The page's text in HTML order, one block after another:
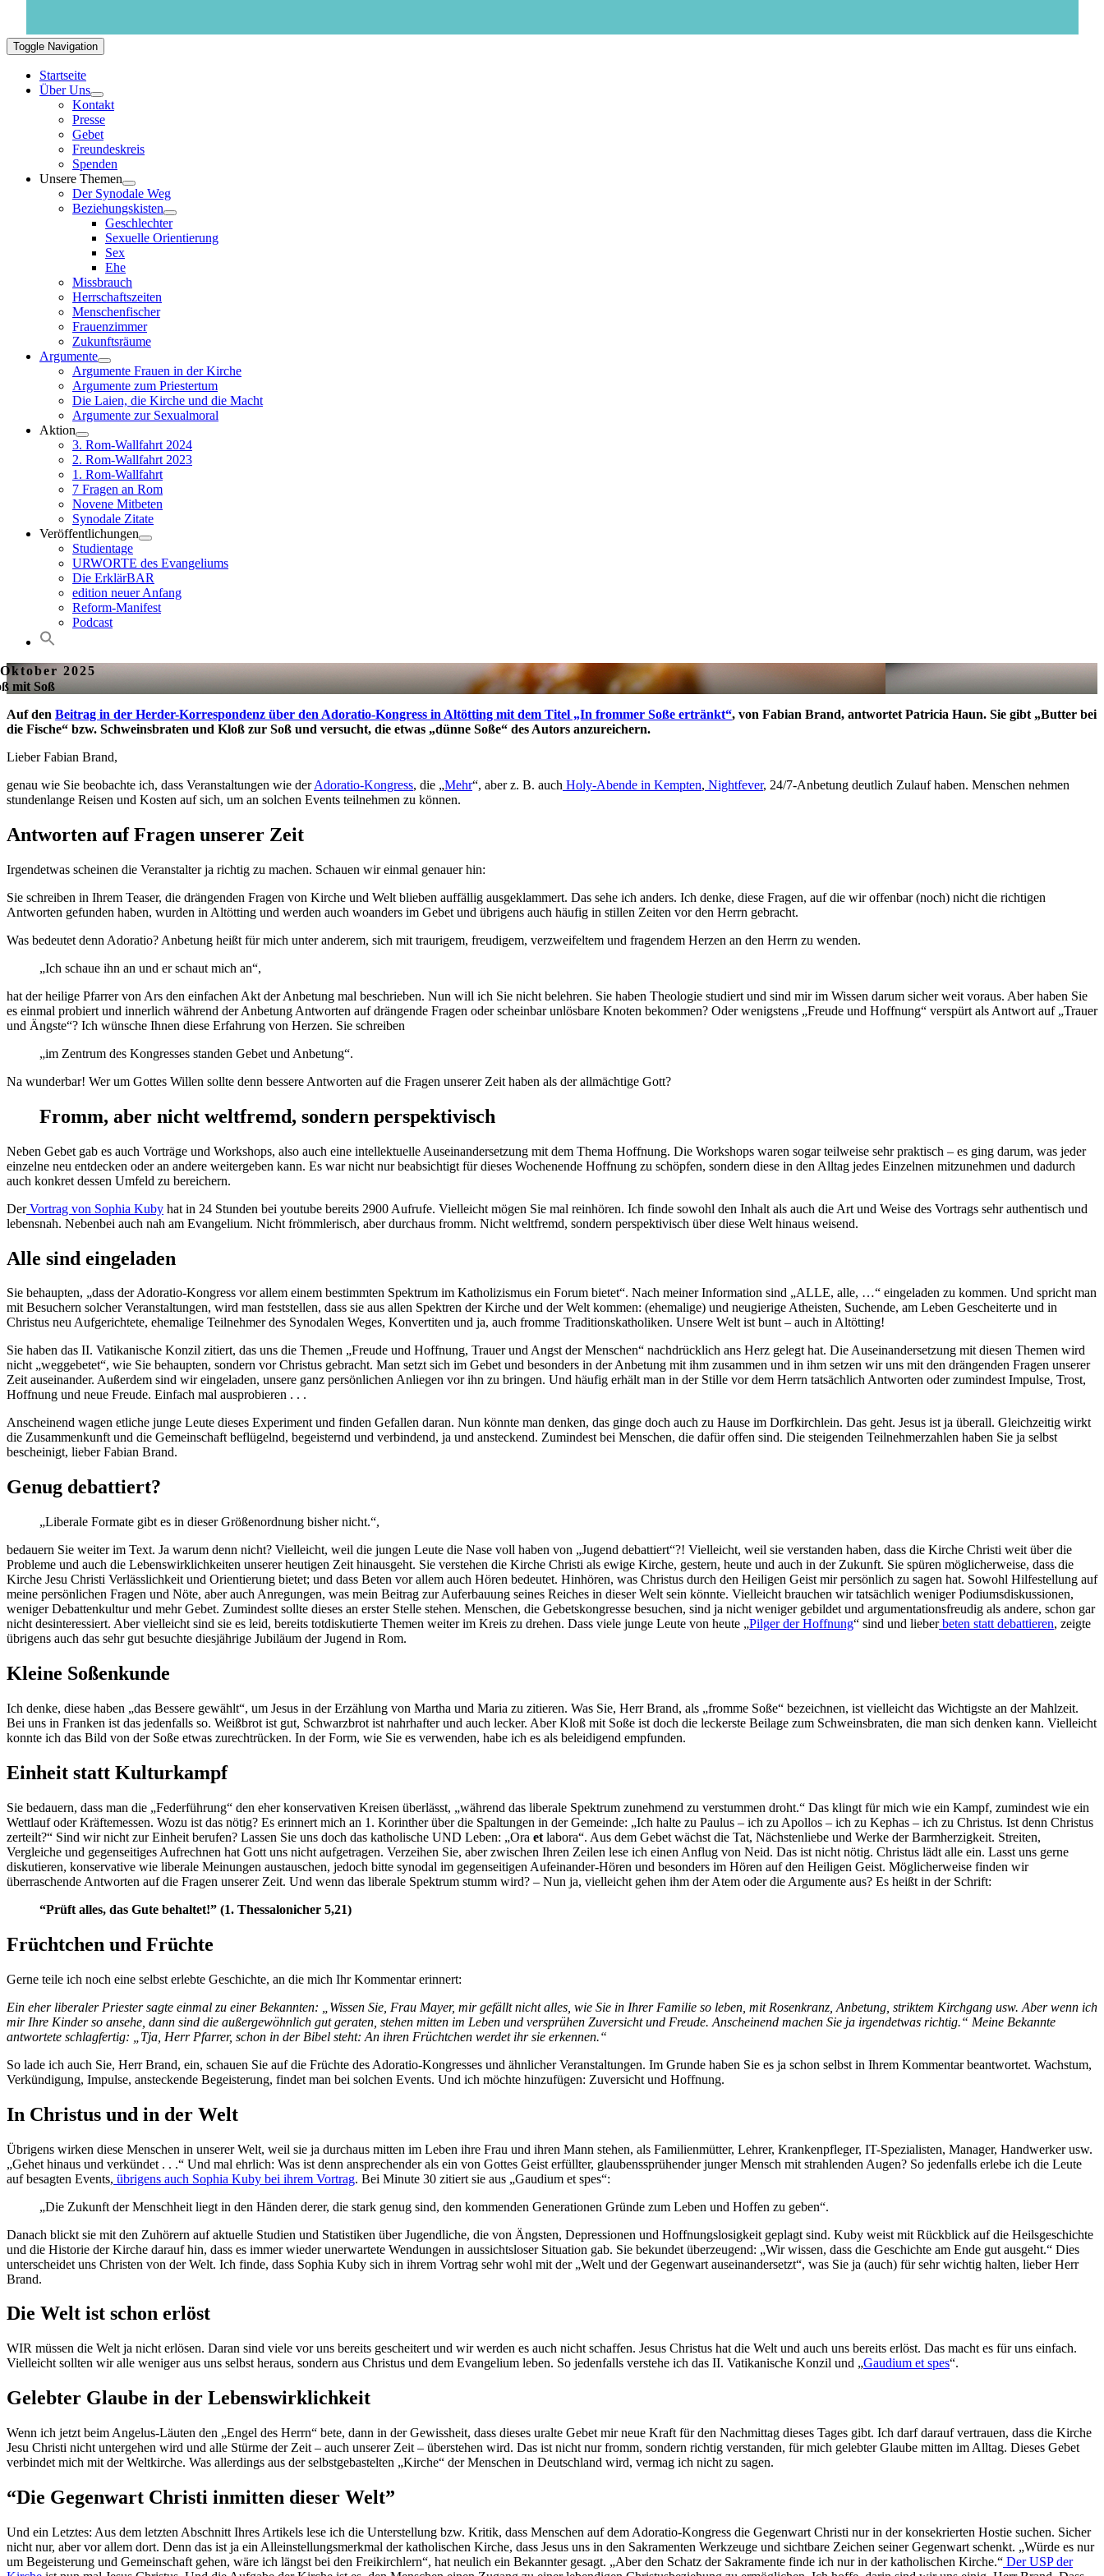
Toggle Navigation
Startseite
Über Uns
Kontakt
Presse
Gebet
Freundeskreis
Spenden
Unsere Themen
Der Synodale Weg
Beziehungskisten
Geschlechter
Sexuelle Orientierung
Sex
Ehe
Missbrauch
Herrschaftszeiten
Menschenfischer
Frauenzimmer
Zukunftsräume
Argumente
Argumente Frauen in der Kirche
Argumente zum Priestertum
Die Laien, die Kirche und die Macht
Argumente zur Sexualmoral
Aktion
3. Rom-Wallfahrt 2024
2. Rom-Wallfahrt 2023
1. Rom-Wallfahrt
7 Fragen an Rom
Novene Mitbeten
Synodale Zitate
Veröffentlichungen
Studientage
URWORTE des Evangeliums
Die ErklärBAR
edition neuer Anfang
Reform-Manifest
Podcast
2025
mit Soß
Auf den Beitrag in der Herder-Korrespondenz über den Adoratio-Kongress in Altötting mit dem Titel „In frommer Soße ertränkt“, von Fabian Brand, antwortet Patricia Haun. Sie gibt „Butter bei
die Fische“ bzw. Schweinsbraten und Kloß zur Soß und versucht, die etwas „dünne Soße“ des Autors anzureichern.
Lieber Fabian Brand,
genau wie Sie beobachte ich, dass Veranstaltungen wie derAdoratio-Kongress, die „Mehr“, aber z. B. auch Holy-Abende in Kempten, Nightfever, 24/7-Anbetung deutlich Zulauf haben. Menschen nehmen
stundenlange Reisen und Kosten auf sich, um an solchen Events teilnehmen zu können.
Antworten auf Fragen unserer Zeit
Irgendetwas scheinen die Veranstalter ja richtig zu machen. Schauen wir einmal genauer hin:
Sie schreiben in Ihrem Teaser, die drängenden Fragen von Kirche und Welt blieben auffällig ausgeklammert. Das sehe ich anders. Ich denke, diese Fragen, auf die wir offenbar (noch) nicht die richtigen
Antworten gefunden haben, wurden in Altötting und werden auch woanders im Gebet und übrigens auch häufig in stillen Zeiten vor den Herrn gebracht.
Was bedeutet denn Adoratio? Anbetung heißt für mich unter anderem, sich mit traurigem, freudigem, verzweifeltem und fragendem Herzen an den Herrn zu wenden.
„Ich schaue ihn an und er schaut mich an“,
hat der heilige Pfarrer von Ars den einfachen Akt der Anbetung mal beschrieben. Nun will ich Sie nicht belehren. Sie haben Theologie studiert und sind mir im Wissen darum sicher weit voraus. Aber haben Sie
es einmal probiert und innerlich während der Anbetung Antworten auf drängende Fragen oder scheinbar unlösbare Knoten bekommen? Oder wenigstens „Freude und Hoffnung“ verspürt als Antwort auf „Trauer
und Ängste“? Ich wünsche Ihnen diese Erfahrung von Herzen. Sie schreiben
„im Zentrum des Kongresses standen Gebet und Anbetung“.
Na wunderbar! Wer um Gottes Willen sollte denn bessere Antworten auf die Fragen unserer Zeit haben als der allmächtige Gott?
Fromm, aber nicht weltfremd, sondern perspektivisch
Neben Gebet gab es auch Vorträge und Workshops, also auch eine intellektuelle Auseinandersetzung mit dem Thema Hoffnung. Die Workshops waren sogar teilweise sehr praktisch – es ging darum, was jeder
einzelne neu entdecken oder an andere weitergeben kann. Es war nicht nur beabsichtigt für dieses Wochenende Hoffnung zu schöpfen, sondern diese in den Alltag jedes Einzelnen mitzunehmen und dadurch
auch konkret dessen Umfeld zu bereichern.
Der Vortrag von Sophia Kuby hat in 24 Stunden bei youtube bereits 2900 Aufrufe. Vielleicht mögen Sie mal reinhören. Ich finde sowohl den Inhalt als auch die Art und Weise des Vortrags sehr authentisch und
lebensnah. Nebenbei auch nah am Evangelium. Nicht frömmlerisch, aber durchaus fromm. Nicht weltfremd, sondern perspektivisch über diese Welt hinaus weisend.
Alle sind eingeladen
Sie behaupten, „dass der Adoratio-Kongress vor allem einem bestimmten Spektrum im Katholizismus ein Forum bietet“. Nach meiner Information sind „ALLE, alle, …“ eingeladen zu kommen. Und spricht man
mit Besuchern solcher Veranstaltungen, wird man feststellen, dass sie aus allen Spektren der Kirche und der Welt kommen: (ehemalige) und neugierige Atheisten, Suchende, am Leben Gescheiterte und in
Christus neu Aufgerichtete, ehemalige Teilnehmer des Synodalen Weges, Konvertiten und ja, auch fromme Traditionskatholiken. Unsere Welt ist bunt – auch in Altötting!
Sie haben das II. Vatikanische Konzil zitiert, das uns die Themen „Freude und Hoffnung, Trauer und Angst der Menschen“ nachdrücklich ans Herz gelegt hat. Die Auseinandersetzung mit diesen Themen wird
nicht „weggebetet“, wie Sie behaupten, sondern vor Christus gebracht. Man setzt sich im Gebet und besonders in der Anbetung mit ihm zusammen und in ihm setzen wir uns mit den drängenden Fragen unserer
Zeit auseinander. Außerdem sind wir eingeladen, unsere ganz persönlichen Anliegen vor ihn zu bringen. Und häufig erhält man in der Stille vor dem Herrn tatsächlich Antworten oder zumindest Impulse, Trost,
Hoffnung und neue Freude. Einfach mal ausprobieren . . .
Anscheinend wagen etliche junge Leute dieses Experiment und finden Gefallen daran. Nun könnte man denken, das ginge doch auch zu Hause im Dorfkirchlein. Das geht. Jesus ist ja überall. Gleichzeitig wirkt
die Zusammenkunft und die Gemeinschaft beflügelnd, begeisternd und verbindend, ja und ansteckend. Zumindest bei Menschen, die dafür offen sind. Die steigenden Teilnehmerzahlen haben Sie ja selbst
bescheinigt, lieber Fabian Brand.
Genug debattiert?
„Liberale Formate gibt es in dieser Größenordnung bisher nicht.“,
bedauern Sie weiter im Text. Ja warum denn nicht? Vielleicht, weil die jungen Leute die Nase voll haben von „Jugend debattiert“?! Vielleicht, weil sie verstanden haben, dass die Kirche Christi weit über die
Probleme und auch die Lebenswirklichkeiten unserer heutigen Zeit hinausgeht. Sie verstehen die Kirche Christi als ewige Kirche, gestern, heute und auch in der Zukunft. Sie spüren möglicherweise, dass die
Kirche Jesu Christi Verlässlichkeit und Orientierung bietet; und dass Beten vor allem auch Hören bedeutet. Hinhören, was Christus durch den Heiligen Geist mir persönlich zu sagen hat. Sowohl Hilfestellung auf
meine persönlichen Fragen und Nöte, aber auch Anregungen, was mein Beitrag zur Auferbauung seines Reiches in dieser Welt sein könnte. Vielleicht brauchen wir tatsächlich weniger Podiumsdiskussionen,
weniger Debattenkultur und mehr Gebet. Zumindest sollte dieses an erster Stelle stehen. Menschen, die Gebetskongresse besuchen, sind ja nicht weniger gebildet und argumentationsfreudig als andere, schon gar
nicht desinteressiert. Aber vielleicht sind sie es leid, bereits totdiskutierte Themen weiter im Kreis zu drehen. Dass viele junge Leute von heute „Pilger der Hoffnung“ sind und lieber beten statt debattieren, zeigte
übrigens auch das sehr gut besuchte diesjährige Jubiläum der Jugend in Rom.
Kleine Soßenkunde
Ich denke, diese haben „das Bessere gewählt“, um Jesus in der Erzählung von Martha und Maria zu zitieren. Was Sie, Herr Brand, als „fromme Soße“ bezeichnen, ist vielleicht das Wichtigste an der Mahlzeit.
Bei uns in Franken ist das jedenfalls so. Weißbrot ist gut, Schwarzbrot ist nahrhafter und auch lecker. Aber Kloß mit Soße ist doch die leckerste Beilage zum Schweinsbraten, die man sich denken kann. Vielleicht
konnte ich das Bild von der Soße etwas zurechtrücken. In der Form, wie Sie es verwenden, habe ich es als beleidigend empfunden.
Einheit statt Kulturkampf
Sie bedauern, dass man die „Federführung“ den eher konservativen Kreisen überlässt, „während das liberale Spektrum zunehmend zu verstummen droht.“ Das klingt für mich wie ein Kampf, zumindest wie ein
Wettlauf oder Kräftemessen. Wozu ist das nötig? Es erinnert mich an 1. Korinther über die Spaltungen in der Gemeinde: „Ich halte zu Paulus – ich zu Apollos – ich zu Kephas – ich zu Christus. Ist denn Christus
zerteilt?“ Sind wir nicht zur Einheit berufen? Lassen Sie uns doch das katholische UND Leben: „Ora et labora“. Aus dem Gebet wächst die Tat, Nächstenliebe und Werke der Barmherzigkeit. Streiten,
Vergleiche und gegenseitiges Aufrechnen hat Gott uns nicht aufgetragen. Verzeihen Sie, aber zwischen Ihren Zeilen lese ich einen Anflug von Neid. Das ist nicht nötig. Christus lädt alle ein. Lasst uns gerne
diskutieren, konservative wie liberale Meinungen austauschen, jedoch bitte synodal im gegenseitigen Aufeinander-Hören und besonders im Hören auf den Heiligen Geist. Möglicherweise finden wir
überraschende Antworten auf die Fragen unserer Zeit. Und wenn das liberale Spektrum stumm wird? – Nun ja, vielleicht gehen ihm der Atem oder die Argumente aus? Es heißt in der Schrift:
“Prüft alles, das Gute behaltet!” (1. Thessalonicher 5,21)
Früchtchen und Früchte
Gerne teile ich noch eine selbst erlebte Geschichte, an die mich Ihr Kommentar erinnert:
Ein eher liberaler Priester sagte einmal zu einer Bekannten: „Wissen Sie, Frau Mayer, mir gefällt nicht alles, wie Sie in Ihrer Familie so leben, mit Rosenkranz, Anbetung, striktem Kirchgang usw. Aber wenn ich
mir Ihre Kinder so ansehe, dann sind die außergewöhnlich gut geraten, stehen mitten im Leben und versprühen Zuversicht und Freude. Anscheinend machen Sie ja irgendetwas richtig.“ Meine Bekannte
antwortete schlagfertig: „Tja, Herr Pfarrer, schon in der Bibel steht: An ihren Früchtchen werdet ihr sie erkennen.“
So lade ich auch Sie, Herr Brand, ein, schauen Sie auf die Früchte des Adoratio-Kongresses und ähnlicher Veranstaltungen. Im Grunde haben Sie es ja schon selbst in Ihrem Kommentar beantwortet. Wachstum,
Verkündigung, Impulse, ansteckende Begeisterung, findet man bei solchen Events. Und ich möchte hinzufügen: Zuversicht und Hoffnung.
In Christus und in der Welt
Übrigens wirken diese Menschen in unserer Welt, weil sie ja durchaus mitten im Leben ihre Frau und ihren Mann stehen, als Familienmütter, Lehrer, Krankenpfleger, IT-Spezialisten, Manager, Handwerker usw.
„Gehet hinaus und verkündet . . .“ Und mal ehrlich: Was ist denn ansprechender als ein von Gottes Geist erfüllter, glaubenssprühender junger Mensch mit strahlenden Augen? So jedenfalls erlebe ich die Leute
auf besagten Events, übrigens auch Sophia Kuby bei ihrem Vortrag. Bei Minute 30 zitiert sie aus „Gaudium et spes“:
„Die Zukunft der Menschheit liegt in den Händen derer, die stark genug sind, den kommenden Generationen Gründe zum Leben und Hoffen zu geben“.
Danach blickt sie mit den Zuhörern auf aktuelle Studien und Statistiken über Jugendliche, die von Ängsten, Depressionen und Hoffnungslosigkeit geplagt sind. Kuby weist mit Rückblick auf die Heilsgeschichte
und die Historie der Kirche darauf hin, dass es immer wieder unerwartete Wendungen in aussichtsloser Situation gab. Sie bekundet überzeugend: „Wir wissen, dass die Geschichte am Ende gut ausgeht.“ Dies
unterscheidet uns Christen von der Welt. Ich finde, dass Sophia Kuby sich in ihrem Vortrag sehr wohl mit der „Welt und der Gegenwart auseinandersetzt“, was Sie ja (auch) für sehr wichtig halten, lieber Herr
Brand.
Die Welt ist schon erlöst
WIR müssen die Welt ja nicht erlösen. Daran sind viele vor uns bereits gescheitert und wir werden es auch nicht schaffen. Jesus Christus hat die Welt und auch uns bereits erlöst. Das macht es für uns einfach.
Vielleicht sollten wir alle weniger aus uns selbst heraus, sondern aus Christus und dem Evangelium leben. So jedenfalls verstehe ich das II. Vatikanische Konzil und „Gaudium et spes“.
Gelebter Glaube in der Lebenswirklichkeit
Wenn ich jetzt beim Angelus-Läuten den „Engel des Herrn“ bete, dann in der Gewissheit, dass dieses uralte Gebet mir neue Kraft für den Nachmittag dieses Tages gibt. Ich darf darauf vertrauen, dass die Kirche
Jesu Christi nicht untergehen wird und alle Stürme der Zeit – auch unserer Zeit – überstehen wird. Das ist nicht nur fromm, sondern richtig verstanden, für mich gelebter Glaube mitten im Alltag. Dieses Gebet
verbindet mich mit der Weltkirche. Was allerdings aus der selbstgebastelten „Kirche“ der Menschen in Deutschland wird, vermag ich nicht zu sagen.
“Die Gegenwart Christi inmitten dieser Welt”
Und ein Letztes: Aus dem letzten Abschnitt Ihres Artikels lese ich die Unterstellung bzw. Kritik, dass Menschen auf dem Adoratio-Kongress die Gegenwart Christi nur in der konsekrierten Hostie suchen. Sicher
nicht nur, aber vor allem dort. Denn das ist ja ein Alleinstellungsmerkmal der katholischen Kirche, dass Jesus uns in den Sakramenten Werkzeuge und sichtbare Zeichen seiner Gegenwart schenkt. „Würde es nur
um Begeisterung und Gemeinschaft gehen, wäre ich längst bei den Freikirchlern“, hat neulich ein Bekannter gesagt. „Aber den Schatz der Sakramente finde ich nur in der katholischen Kirche.“ Der USP der